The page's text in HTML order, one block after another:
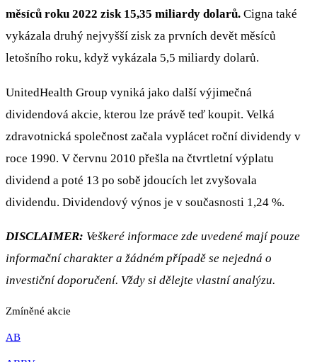
měsíců roku 2022 zisk 15,35 miliardy dolarů. Cigna také
vykázala druhý nejvyšší zisk za prvních devět měsíců
letošního roku, když vykázala 5,5 miliardy dolarů.
UnitedHealth Group vyniká jako další výjimečná
dividendová akcie, kterou lze právě teď koupit. Velká
zdravotnická společnost začala vyplácet roční dividendy v
roce 1990. V červnu 2010 přešla na čtvrtletní výplatu
dividend a poté 13 po sobě jdoucích let zvyšovala
dividendu. Dividendový výnos je v současnosti 1,24 %.
DISCLAIMER: Veškeré informace zde uvedené mají pouze
informační charakter a žádném případě se nejedná o
investiční doporučení. Vždy si dělejte vlastní analýzu.
Zmíněné akcie
AB